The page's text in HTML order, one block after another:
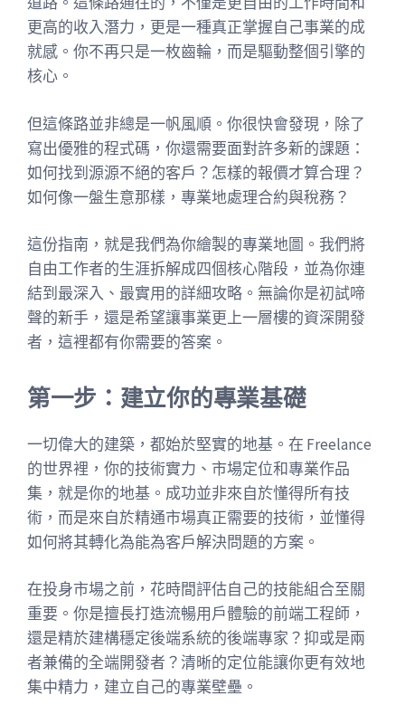
更高的收入潛力，更是一種真正掌握自己事業的成
就感。你不再只是一枚齒輪，而是驅動整個引擎的
核心。
但這條路並非總是一帆風順。你很快會發現，除了
寫出優雅的程式碼，你還需要面對許多新的課題：
如何找到源源不絕的客戶？怎樣的報價才算合理？
如何像一盤生意那樣，專業地處理合約與稅務？
這份指南，就是我們為你繪製的專業地圖。我們將
自由工作者的生涯拆解成四個核心階段，並為你連
結到最深入、最實用的詳細攻略。無論你是初試啼
聲的新手，還是希望讓事業更上一層樓的資深開發
者，這裡都有你需要的答案。
第一步：建立你的專業基礎
一切偉大的建築，都始於堅實的地基。在 Freelance
的世界裡，你的技術實力、市場定位和專業作品
集，就是你的地基。成功並非來自於懂得所有技
術，而是來自於精通市場真正需要的技術，並懂得
如何將其轉化為能為客戶解決問題的方案。
在投身市場之前，花時間評估自己的技能組合至關
重要。你是擅長打造流暢用戶體驗的前端工程師，
還是精於建構穩定後端系統的後端專家？抑或是兩
者兼備的全端開發者？清晰的定位能讓你更有效地
集中精力，建立自己的專業壁壘。